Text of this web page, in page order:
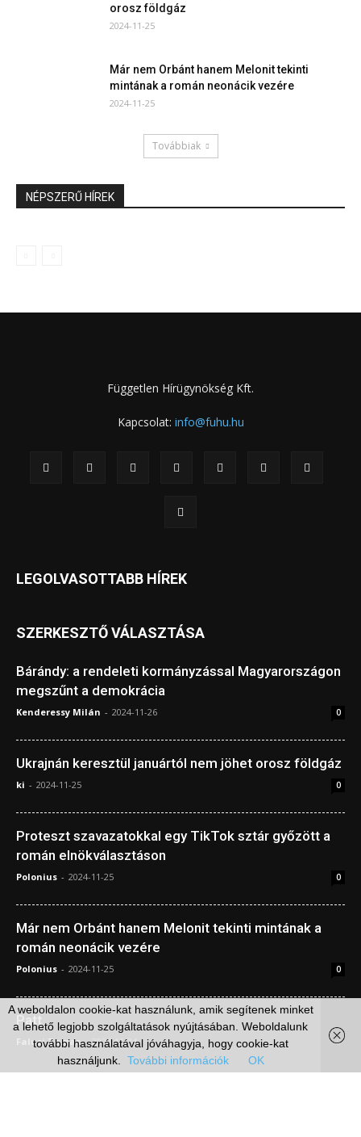
orosz földgáz
2024-11-25
Már nem Orbánt hanem Melonit tekinti
mintának a román neonácik vezére
2024-11-25
Továbbiak
NÉPSZERŰ HÍREK
Független Hírügynökség Kft.
Kapcsolat: info@fuhu.hu
LEGOLVASOTTABB HÍREK
SZERKESZTŐ VÁLASZTÁSA
Bárándy: a rendeleti kormányzással Magyarországon
megszűnt a demokrácia
Kenderessy Milán - 2024-11-26 0
Ukrajnán keresztül januártól nem jöhet orosz földgáz
ki - 2024-11-25 0
Proteszt szavazatokkal egy TikTok sztár győzött a
román elnökválasztáson
Polonius - 2024-11-25 0
Már nem Orbánt hanem Melonit tekinti mintának a
román neonácik vezére
Polonius - 2024-11-25 0
Patt
Falusi Tamas - 2024-11-24 0
A weboldalon cookie-kat használunk, amik segítenek minket
a lehető legjobb szolgáltatások nyújtásában. Weboldalunk
további használatával jóváhagyja, hogy cookie-kat
használjunk.
További információk OK